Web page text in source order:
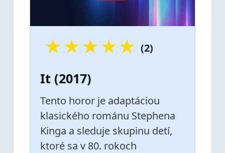
★
★
★
★
★ (2)
It (2017)
Tento horor je adaptáciou
klasického románu Stephena
Kinga a sleduje skupinu detí,
ktoré sa v 80. rokoch